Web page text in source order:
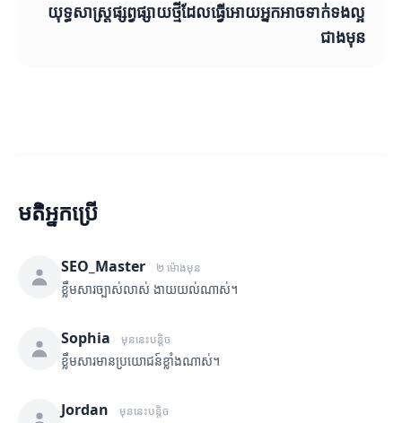
យុទ្ធសាស្ត្រផ្សព្វផ្សាយថ្មីដែលធ្វើអោយអ្នកអាចទាក់ទងល្អ
ជាងមុន
មតិអ្នកប្រើ
SEO_Master ២ ម៉ោងមុន
ខ្លឹមសារច្បាស់លាស់ ងាយយល់ណាស់។
Sophia មុននេះបន្តិច
ខ្លឹមសារមានប្រយោជន៍ខ្លាំងណាស់។
Jordan មុននេះបន្តិច